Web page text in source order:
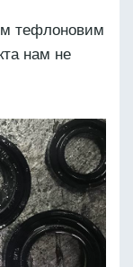
тефлоновим
нам не